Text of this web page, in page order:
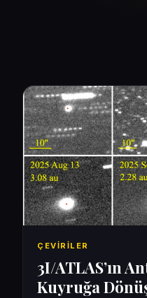
Sanat
Psikoloji
ÇEVIRILER
3I/ATLAS’ın
Kuyruğa